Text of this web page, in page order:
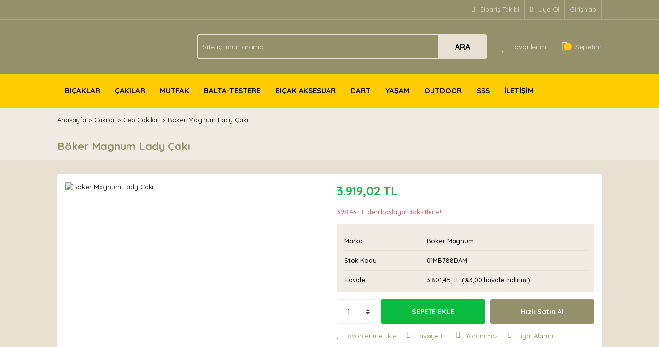
Sipariş Takibi Üye Ol Giriş Yap
ARA Favorilerim Sepetim
BIÇAKLAR ÇAKILAR MUTFAK BALTA-TESTERE BIÇAK AKSESUAR DART YAŞAM OUTDOOR SSS İLETİŞİM
Anasayfa Çakılar Cep Çakıları Böker Magnum Lady Çakı
Böker Magnum Lady Çakı
3.919,02 TL
398,43 TL den başlayan taksitlerle!
Marka Böker Magnum
Stok Kodu 01MB788DAM
Havale 3.801,45 TL (%3,00 havale indirimi)
SEPETE EKLE Hızlı Satın Al
Tavsiye Et Yorum Yaz Fiyat Alarmı